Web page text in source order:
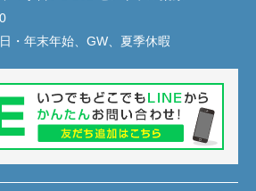
・年末年始、GW、夏季休暇